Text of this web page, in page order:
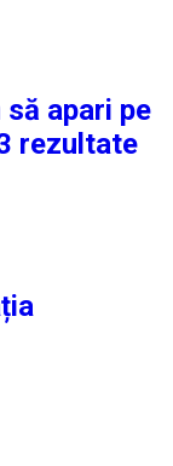
să apari pe
rezultate